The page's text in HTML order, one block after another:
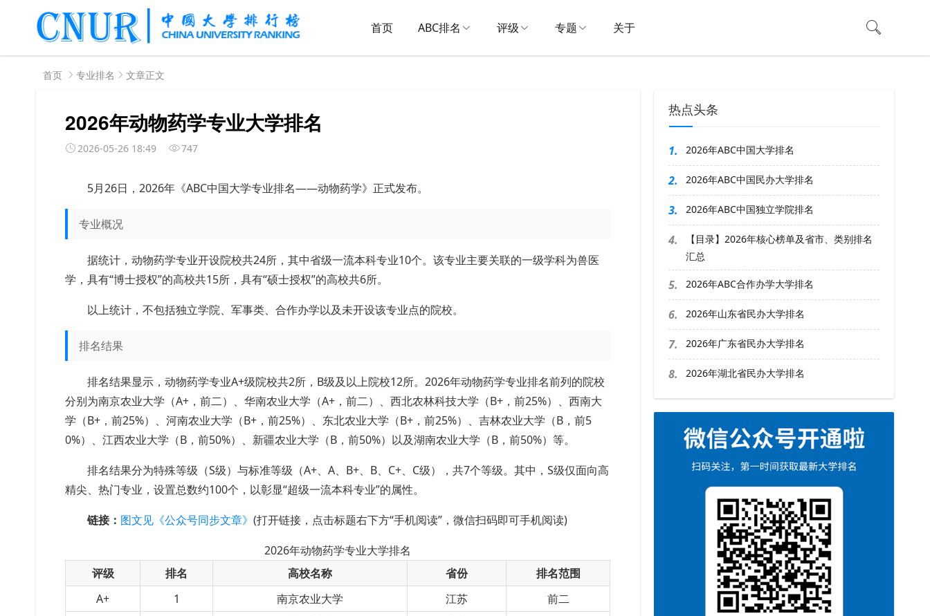
首页 ABC排名 评级 专题 关于
首页 专业排名 文章正文
2026年动物药学专业大学排名
2026-05-26 18:49 747
5月26日，2026年《ABC中国大学专业排名——动物药学》正式发布。
专业概况
据统计，动物药学专业开设院校共24所，其中省级一流本科专业10个。该专业主要关联的一级学科为兽医
学，具有“博士授权”的高校共15所，具有“硕士授权”的高校共6所。
以上统计，不包括独立学院、军事类、合作办学以及未开设该专业点的院校。
排名结果
排名结果显示，动物药学专业A+级院校共2所，B级及以上院校12所。2026年动物药学专业排名前列的院校
分别为南京农业大学（A+，前二）、华南农业大学（A+，前二）、西北农林科技大学（B+，前25%）、西南大
学（B+，前25%）、河南农业大学（B+，前25%）、东北农业大学（B+，前25%）、吉林农业大学（B，前5
0%）、江西农业大学（B，前50%）、新疆农业大学（B，前50%）以及湖南农业大学（B，前50%）等。
排名结果分为特殊等级（S级）与标准等级（A+、A、B+、B、C+、C级），共7个等级。其中，S级仅面向高
精尖、热门专业，设置总数约100个，以彰显“超级一流本科专业”的属性。
链接： 图文见《公众号同步文章》 (打开链接，点击标题右下方“手机阅读”，微信扫码即可手机阅读)
2026年动物药学专业大学排名
评级
排名 高校名称 省份
排名范围
A+
1 南京农业大学 江苏
前二
热点头条
1. 2026年ABC中国大学排名
2. 2026年ABC中国民办大学排名
3. 2026年ABC中国独立学院排名
4.
【目录】2026年核心榜单及省市、类别排名
汇总
5. 2026年ABC合作办学大学排名
6. 2026年山东省民办大学排名
7. 2026年广东省民办大学排名
8. 2026年湖北省民办大学排名